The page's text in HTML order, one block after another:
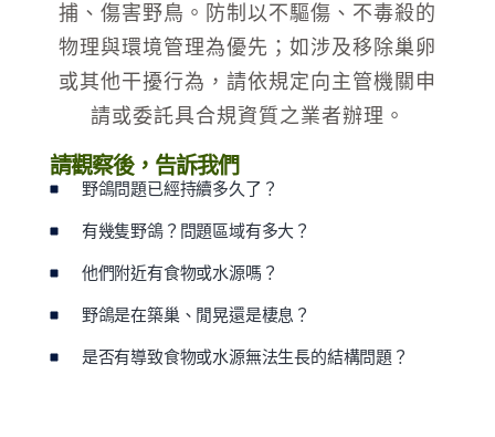
捕、傷害野鳥。防制以不驅傷、不毒殺的
物理與環境管理為優先；如涉及移除巢卵
或其他干擾行為，請依規定向主管機關申
請或委託具合規資質之業者辦理。
請觀察後，告訴我們
野鴿問題已經持續多久了？
有幾隻野鴿？問題區域有多大？
他們附近有食物或水源嗎？
野鴿是在築巢、閒晃還是棲息？
是否有導致食物或水源無法生長的結構問題？